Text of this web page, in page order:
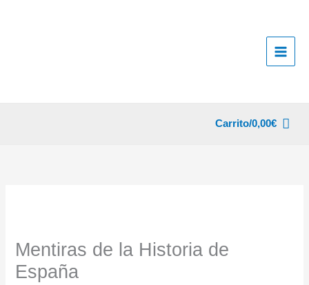
Carrito/0,00€
Mentiras de la Historia de
España